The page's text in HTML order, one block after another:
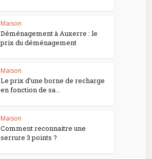
Maison
Déménagement à Auxerre : le
prix du déménagement
Maison
Le prix d’une borne de recharge
en fonction de sa...
Maison
Comment reconnaitre une
serrure 3 points ?